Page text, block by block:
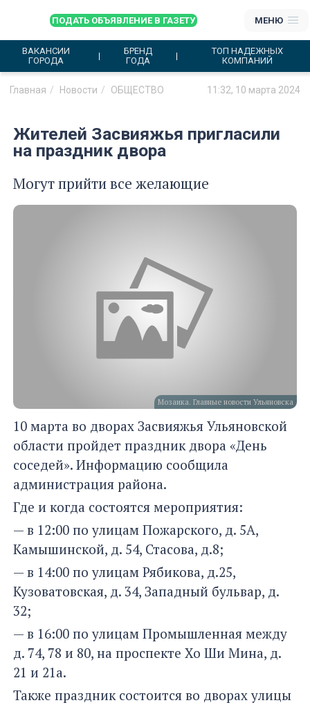
ПОДАТЬ ОБЪЯВЛЕНИЕ В ГАЗЕТУ МЕНЮ
ВАКАНСИИ
ГОРОДА
БРЕНД
ГОДА
ТОП НАДЕЖНЫХ
КОМПАНИЙ
Главная Новости ОБЩЕСТВО 11:32, 10 марта 2024
Жителей Засвияжья пригласили
на праздник двора
Могут прийти все желающие
Мозаика. Главные новости Ульяновска
10 марта во дворах Засвияжья Ульяновской
области пройдет праздник двора «День
соседей». Информацию сообщила
администрация района.
Где и когда состоятся мероприятия:
— в 12:00 по улицам Пожарского, д. 5А,
Камышинской, д. 54, Стасова, д.8;
— в 14:00 по улицам Рябикова, д.25,
Кузоватовская, д. 34, Западный бульвар, д.
32;
— в 16:00 по улицам Промышленная между
д. 74, 78 и 80, на проспекте Хо Ши Мина, д.
21 и 21а.
Также праздник состоится во дворах улицы